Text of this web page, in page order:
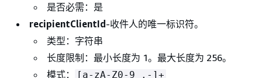
是否必需：是
recipientClientId-收件人的唯一标识符。
类型：字符串
长度限制：最小长度为 1。最大长度为 256。
模式：
[a-zA-Z0-9_.-]+